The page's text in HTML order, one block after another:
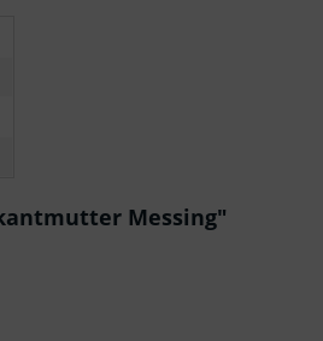
Messing"